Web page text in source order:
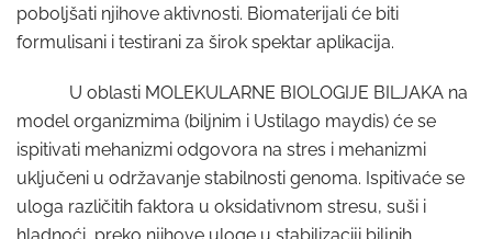
poboljšati njihove aktivnosti. Biomaterijali će biti
formulisani i testirani za širok spektar aplikacija.
U oblasti MOLEKULARNE BIOLOGIJE BILJAKA na
model organizmima (biljnim i Ustilago maydis) će se
ispitivati mehanizmi odgovora na stres i mehanizmi
uključeni u održavanje stabilnosti genoma. Ispitivaće se
uloga različitih faktora u oksidativnom stresu, suši i